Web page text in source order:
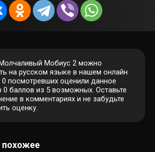
Мобиус 2 можно
на русском языке в нашем онлайн
0 посмотревших оценили данное
0 баллов из 5 возможных. Оставьте
в комментариях и не забудьте
оценку.
похожее